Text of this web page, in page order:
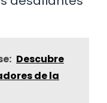
Descubre
de la